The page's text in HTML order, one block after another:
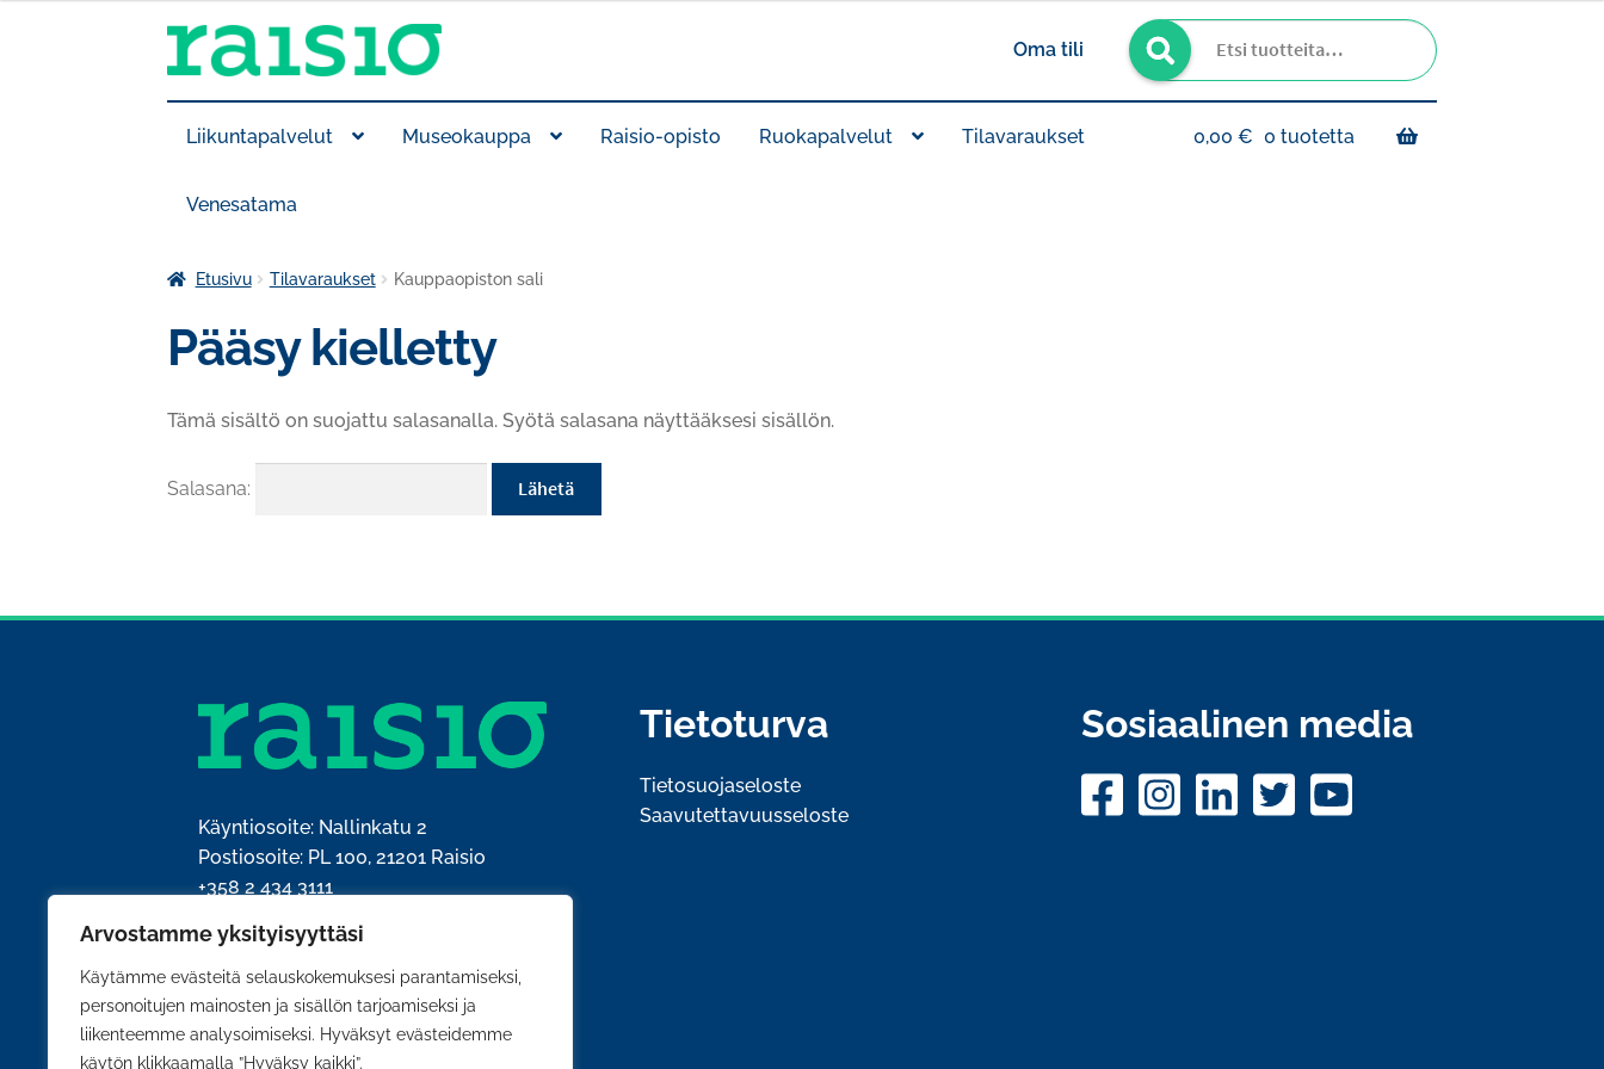
Arvostamme yksityisyyttäsi
Käytämme evästeitä selauskokemuksesi parantamiseksi,
personoitujen mainosten ja sisällön tarjoamiseksi ja
liikenteemme analysoimiseksi. Hyväksyt evästeidemme
käytön klikkaamalla ”Hyväksy kaikki”.
Siirry
Siirry
Oma tili
Etsi:
Haku
Liikuntapalvelut Museokauppa Raisio-opisto Ruokapalvelut Tilavaraukset
Venesatama
0,00 € 0 tuotetta
Etusivu Tilavaraukset Kauppaopiston sali
Pääsy kielletty
Tämä sisältö on suojattu salasanalla. Syötä salasana näyttääksesi sisällön.
Salasana:
Käyntiosoite: Nallinkatu 2
Postiosoite: PL 100, 21201 Raisio
+358 2 434 3111
Y-tunnus: 0204428-5
Tietoturva
Tietosuojaseloste
Saavutettavuusseloste
Sosiaalinen media